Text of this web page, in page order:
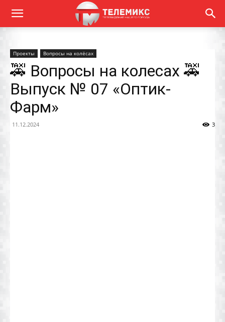
Проекты Вопросы на колёсах
🚕 Вопросы на колесах 🚕
Выпуск № 07 «Оптик-
Фарм»
11.12.2024 3